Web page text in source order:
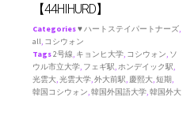
【44HIHURD】
Categories♥ ハートステイパートナーズ,
all, コシウォン
Tags2号線, キョンヒ大学, コシウォン, ソ
ウル市立大学, フェギ駅,ホンデイック駅,
光雲大,光雲大学,外大前駅, 慶熙大,短期,
韓国コシウォン,韓国外国語大学,韓国外大